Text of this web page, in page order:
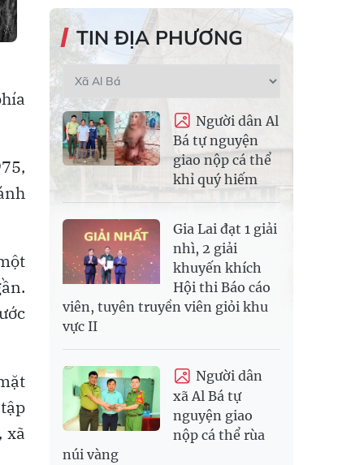
xã
TIN ĐỊA PHƯƠNG
Người dân Al
Bá tự nguyện
giao nộp cá thể
khỉ quý hiếm
Gia Lai đạt 1 giải
nhì, 2 giải
khuyến khích
Hội thi Báo cáo
viên, tuyên truyền viên giỏi khu
vực II
Người dân
xã Al Bá tự
nguyện giao
nộp cá thể rùa
núi vàng